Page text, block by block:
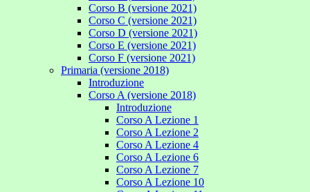
Corso B (versione 2021)
Corso C (versione 2021)
Corso D (versione 2021)
Corso E (versione 2021)
Corso F (versione 2021)
Primaria (versione 2018)
Introduzione
Corso A (versione 2018)
Introduzione
Corso A Lezione 1
Corso A Lezione 2
Corso A Lezione 4
Corso A Lezione 6
Corso A Lezione 7
Corso A Lezione 10